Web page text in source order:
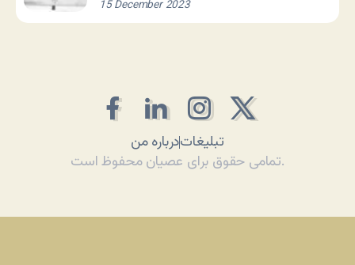
15 December 2023
درباره منتبلیغات
تمامی حقوق برای عصیان محفوظ است.